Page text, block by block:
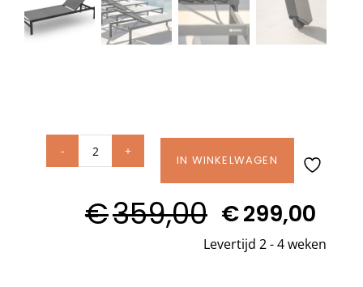
Deck Chairs + voetbanken
Decoratie kussens
Buitenkleden
Jati
SYLT
sunlounger
IN WINKELWAGEN
€359,00
Oorspronkelijke
€299,00
Huidige
Levertijd 2 - 4 weken